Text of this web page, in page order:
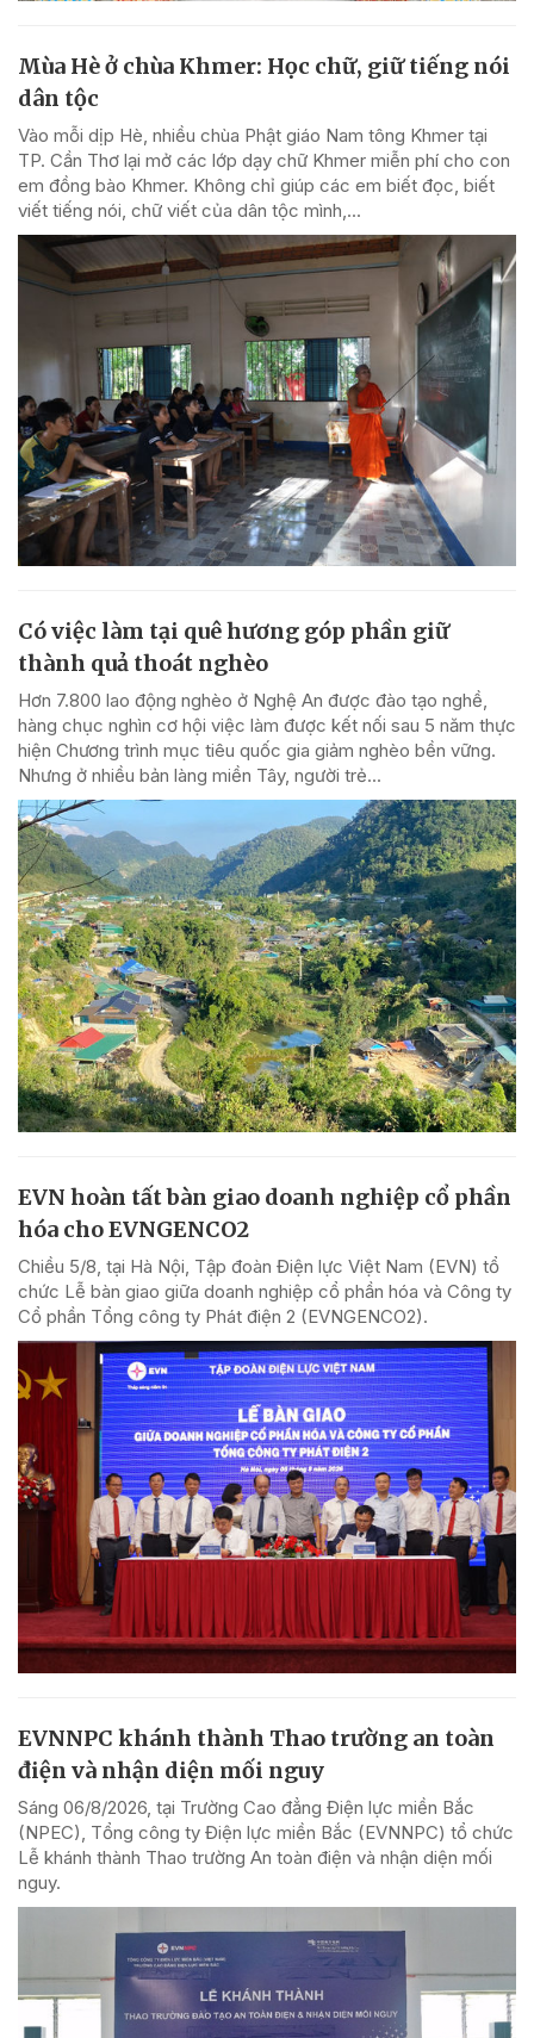
Mùa Hè ở chùa Khmer: Học chữ, giữ tiếng nói
dân tộc
Vào mỗi dịp Hè, nhiều chùa Phật giáo Nam tông Khmer tại
TP. Cần Thơ lại mở các lớp dạy chữ Khmer miễn phí cho con
em đồng bào Khmer. Không chỉ giúp các em biết đọc, biết
viết tiếng nói, chữ viết của dân tộc mình,...
Có việc làm tại quê hương góp phần giữ
thành quả thoát nghèo
Hơn 7.800 lao động nghèo ở Nghệ An được đào tạo nghề,
hàng chục nghìn cơ hội việc làm được kết nối sau 5 năm thực
hiện Chương trình mục tiêu quốc gia giảm nghèo bền vững.
Nhưng ở nhiều bản làng miền Tây, người trẻ...
EVN hoàn tất bàn giao doanh nghiệp cổ phần
hóa cho EVNGENCO2
Chiều 5/8, tại Hà Nội, Tập đoàn Điện lực Việt Nam (EVN) tổ
chức Lễ bàn giao giữa doanh nghiệp cổ phần hóa và Công ty
Cổ phần Tổng công ty Phát điện 2 (EVNGENCO2).
EVNNPC khánh thành Thao trường an toàn
điện và nhận diện mối nguy
Sáng 06/8/2026, tại Trường Cao đẳng Điện lực miền Bắc
(NPEC), Tổng công ty Điện lực miền Bắc (EVNNPC) tổ chức
Lễ khánh thành Thao trường An toàn điện và nhận diện mối
nguy.